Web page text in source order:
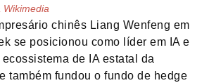
Wikimedia
chinês Liang Wenfeng em
se posicionou como líder em IA e
de IA estatal da
também fundou o fundo de hedge